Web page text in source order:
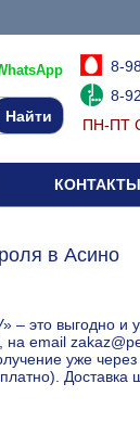
8-
8-
ПН-ПТ
КОНТАКТЫ
в Асино
– это выгодно и
email
уже
Доставка